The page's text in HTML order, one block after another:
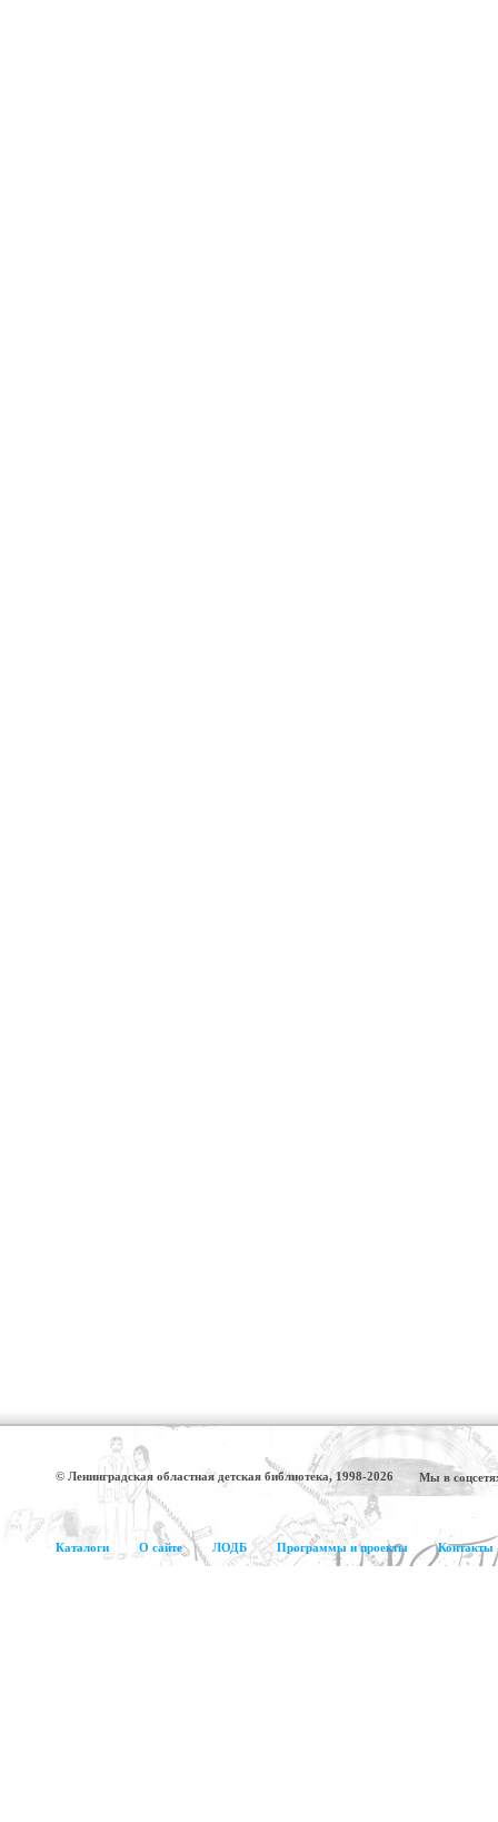
© Ленинградская областная детская библиотека, 1998-2026 Мы в
Каталоги О сайте ЛОДБ Программы и проекты Контакты